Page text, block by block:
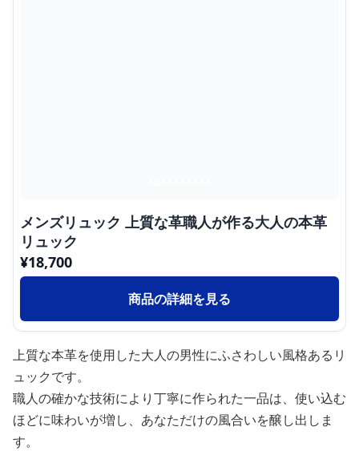
メンズリュック 上質な革職人が作る大人の本革
リュック
¥18,700
商品の詳細を見る
上質な本革を使用した大人の男性にふさわしい風格あるリ
ュックです。
職人の確かな技術により丁寧に作られた一品は、使い込む
ほどに味わいが増し、あなただけの風合いを醸し出しま
す。